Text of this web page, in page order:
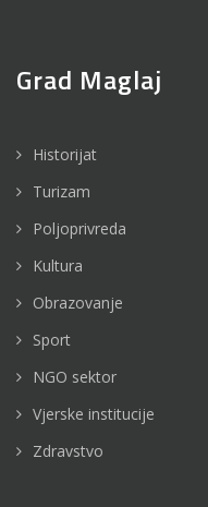
Grad Maglaj
Historijat
Turizam
Poljoprivreda
Kultura
Obrazovanje
Sport
NGO sektor
Vjerske institucije
Zdravstvo